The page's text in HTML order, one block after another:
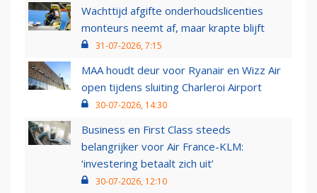
Wachttijd afgifte onderhoudslicenties
monteurs neemt af, maar krapte blijft
31-07-2026, 7:15
MAA houdt deur voor Ryanair en Wizz Air
open tijdens sluiting Charleroi Airport
30-07-2026, 14:30
Business en First Class steeds
belangrijker voor Air France-KLM:
‘investering betaalt zich uit’
30-07-2026, 12:10